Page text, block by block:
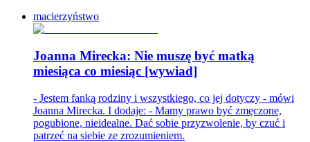
macierzyństwo
Joanna Mirecka: Nie muszę być matką
miesiąca co miesiąc [wywiad]
- Jestem fanką rodziny i wszystkiego, co jej dotyczy - mówi
Joanna Mirecka. I dodaje: - Mamy prawo być zmęczone,
pogubione, nieidealne. Dać sobie przyzwolenie, by czuć i
patrzeć na siebie ze zrozumieniem.